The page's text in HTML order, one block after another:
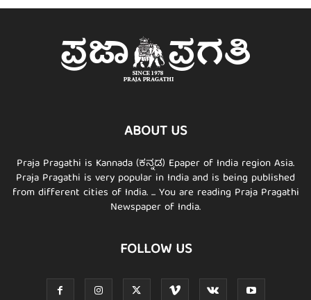
ABOUT US
Praja Pragathi is Kannada (ಕನ್ನಡ) Epaper of India region Asia.
Praja Pragathi is very popular in India and is being published
from different cities of India. ... You are reading Praja Pragathi
Newspaper of India.
FOLLOW US